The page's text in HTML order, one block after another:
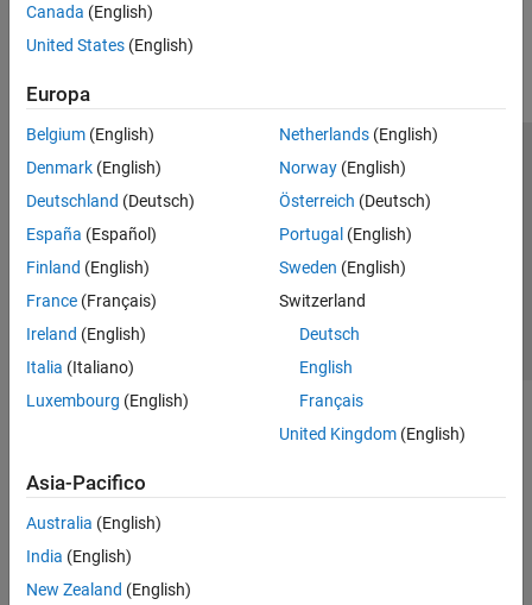
Canada (English)
United States (English)
Europa
Belgium (English)
Denmark (English)
Deutschland (Deutsch)
España (Español)
Finland (English)
France (Français)
Ireland (English)
Italia (Italiano)
Luxembourg (English)
Netherlands(English)
Norway(English)
Österreich (Deutsch)
Portugal (English)
Sweden (English)
Switzerland
Deutsch
English
Français
United Kingdom(English)
Asia-Pacifico
Australia (English)
India (English)
New Zealand (English)
Centro di fiducia
Informativa sulla privacy
Antipirateria
Stato dell'applicazione
Contatti
© 1994-2026 The MathWorks, Inc.